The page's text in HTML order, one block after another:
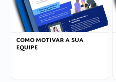
COMO MOTIVAR A SUA
EQUIPE